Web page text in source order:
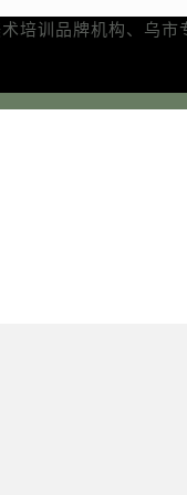
培训品牌机构、乌